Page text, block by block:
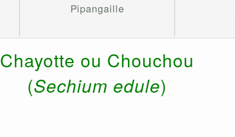
Pipangaille
Chayotte ou Chouchou
(Sechium edule)